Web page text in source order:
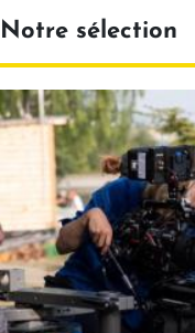
Notre sélection